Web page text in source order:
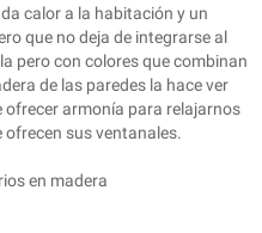
calor a la habitación y un
que no deja de integrarse al
pero con colores que combinan
de las paredes la hace ver
armonía para relajarnos
sus ventanales.